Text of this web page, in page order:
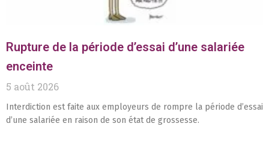
Rupture de la période d’essai d’une salariée
enceinte
5 août 2026
Interdiction est faite aux employeurs de rompre la période d’essai
d’une salariée en raison de son état de grossesse.